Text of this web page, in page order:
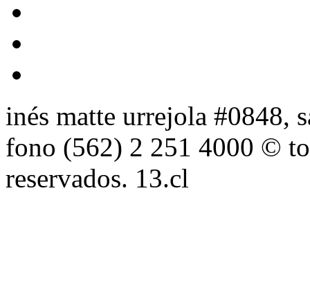
inés matte urrejola #0848,
fono (562) 2 251 4000 ©
reservados. 13.cl